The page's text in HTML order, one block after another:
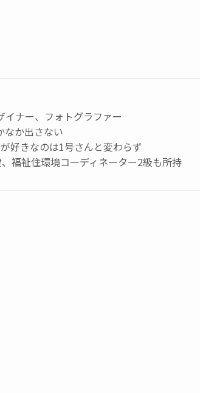
ナー、フォトグラファー
なか出さない
好きなのは1号さんと変わらず
福祉住環境コーディネーター2級も所持